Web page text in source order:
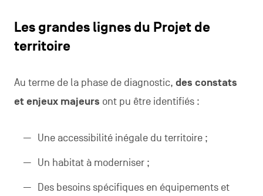
Les grandes lignes du Projet de
territoire
Au terme de la phase de diagnostic, des constats
et enjeux majeurs ont pu être identifiés :
Une accessibilité inégale du territoire ;
Un habitat à moderniser ;
Des besoins spécifiques en équipements et